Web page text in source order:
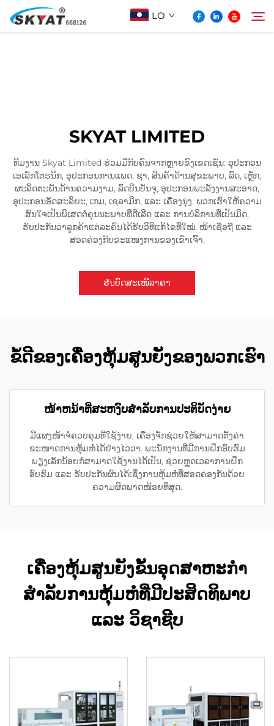
LO
ໂປເจັກ
ຂ່າວ
SKYAT LIMITED
ທີມງານ Skyat Limited ຮ່ວມມືກັບຄົນຈາກຫຼາຍຂົງເຂດເຊັ່ນ: ອຸປະກອນ
ເອເລັກໂຕຣນິກ, ອຸປະກອນການແພດ, ຊາ, ສິນຄ້າດ້ານສຸຂະພາບ, ລົດ, ເຫຼັກ,
ຜະລິດຕະພັນດ້ານຄວາມງາມ, ລົດບິນບັນຈຸ, ອຸປະກອນພະລັງງານສະອາດ,
ອຸປະກອນອັດສະລິຍະ, ເກມ, ເຊລາມິກ, ແລະ ເຄື່ອງນຸ່ງ. ພວກເຮົາໃຫ້ຄວາມ
ສົນໃຈເປັນພິເສດຕໍ່ຄຸນນະພາບທີ່ດີເລີດ ແລະ ການບໍລິການທີ່ເປັນມິດ,
ຮັບປະກັນວ່າລູກຄ້າແຕ່ລະຄົນໄດ້ຮັບວິທີແກ້ໄຂທີ່ໃໝ່, ໜ້າເຊື່ອຖື ແລະ
ສອດຄ່ອງກັບຂະແໜງການຂອງເຂົາເຈົ້າ.
ຮับບົດສະເໜີລາຄາ
ຂໍ້ດີຂອງເຄື່ອງຫຸ້ມສູນຍັງຂອງພວກເຮົາ
ໜ້າຫນ້າທີ່ສະຫງົບສຳລັບການປະຕິບັດງ່າຍ
ມີແຜງໜ້າຈໍຄວບຄຸມທີ່ໃຊ້ງ່າຍ, ເຄື່ອງຈັກຊ່ວຍໃຫ້ສາມາດຕັ້ງຄ່າ
ຂະໜາດການຫຸ້ມຫໍ່ໄດ້ຢ່າງໄວວາ. ພະນັກງານທີ່ມີການຝຶກອົບຮົມ
ພຽງເລັກນ້ອຍກໍ່ສາມາດໃຊ້ງານໄດ້ເປັນ, ຊ່ວຍຫຼຸດເວລາການຝຶກ
ອົບຮົມ ແລະ ຮັບປະກັນຜົນໄດ້ເຊິ່ງການຫຸ້ມຫໍ່ທີ່ສອດຄ່ອງກັນດ້ວຍ
ຄວາມຜິດພາດໜ້ອຍທີ່ສຸດ.
ເຄື່ອງຫຸ້ມສູນຍັງຂັ້ນອຸດສາຫະກຳ
ສຳລັບການຫຸ້ມຫໍ່ທີ່ມີປະສິດທິພາບ
ແລະ ວິຊາຊີບ